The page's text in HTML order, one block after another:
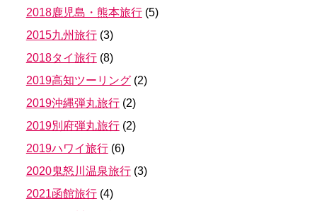
2018鹿児島・熊本旅行 (5)
2015九州旅行 (3)
2018タイ旅行 (8)
2019高知ツーリング (2)
2019沖縄弾丸旅行 (2)
2019別府弾丸旅行 (2)
2019ハワイ旅行 (6)
2020鬼怒川温泉旅行 (3)
2021函館旅行 (4)